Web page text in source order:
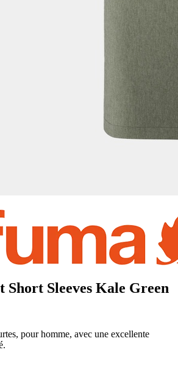
Short Sleeves Kale Green
pour homme, avec une excellente